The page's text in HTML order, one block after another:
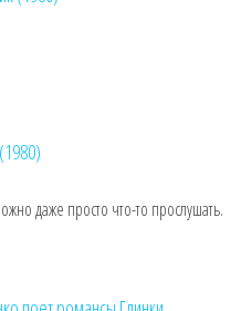
даже просто что-то прослушать.